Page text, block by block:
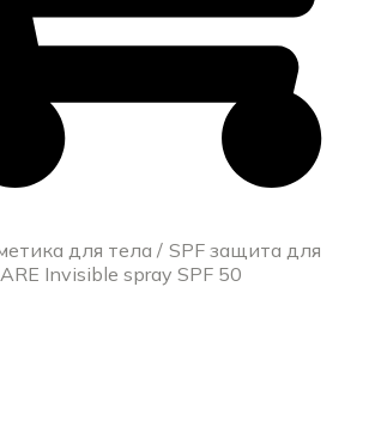
для тела
SPF защита для
Invisible spray SPF 50